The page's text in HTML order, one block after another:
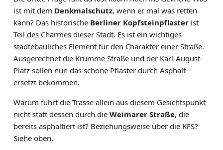
ist mit dem Denkmalschutz, wenn er mal was retten
kann? Das historische Berliner Kopfsteinpflaster ist
Teil des Charmes dieser Stadt. Es ist ein wichtiges
städtebauliches Element für den Charakter einer Straße.
Ausgerechnet die Krumme Straße und der Karl-August-
Platz sollen nun das schöne Pflaster durch Asphalt
ersetzt bekommen.
Warum führt die Trasse allein aus diesem Gesichtspunkt
nicht statt dessen durch die Weimarer Straße, die
bereits asphaltiert ist? Beziehungsweise über die KFS?
Siehe oben.